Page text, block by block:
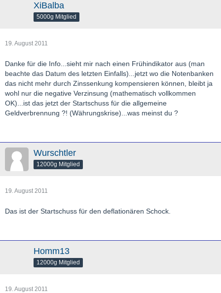
XiBalba
5000g Mitglied
19. August 2011
Danke für die Info...sieht mir nach einen Frühindikator aus (man
beachte das Datum des letzten Einfalls)...jetzt wo die Notenbanken
das nicht mehr durch Zinssenkung kompensieren können, bleibt ja
wohl nur die negative Verzinsung (mathematisch vollkommen
OK)...ist das jetzt der Startschuss für die allgemeine
Geldverbrennung ?! (Währungskrise)...was meinst du ?
Wurschtler
12000g Mitglied
19. August 2011
Das ist der Startschuss für den deflationären Schock.
Homm13
12000g Mitglied
19. August 2011